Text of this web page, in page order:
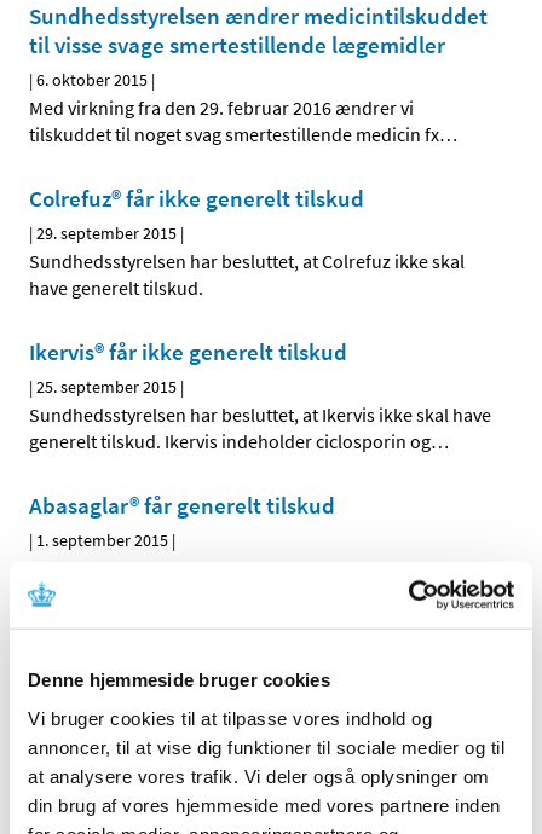
Denne hjemmeside bruger cookies
Vi bruger cookies til at tilpasse vores indhold og
annoncer, til at vise dig funktioner til sociale medier og til
at analysere vores trafik. Vi deler også oplysninger om
din brug af vores hjemmeside med vores partnere inden
Sundhedsstyrelsen ændrer medicintilskuddet
til visse svage smertestillende lægemidler
|6. oktober 2015 |
Med virkning fra den 29. februar 2016 ændrer vi
tilskuddet til noget svag smertestillende medicin fx…
Colrefuz® får ikke generelt tilskud
|29. september 2015 |
Sundhedsstyrelsen har besluttet, at Colrefuz ikke skal
have generelt tilskud.
Ikervis® får ikke generelt tilskud
|25. september 2015 |
Sundhedsstyrelsen har besluttet, at Ikervis ikke skal have
generelt tilskud. Ikervis indeholder ciclosporin og…
Abasaglar® får generelt tilskud
| 1. september 2015 |
generelt tilskud.
mod ADHD og lægemidler mod migræne
|26. august 2015|
Medicintilskudsnævnet vil inden udgangen af 2015
påbegynde arbejdet med revurdering af tilskudsstatus…